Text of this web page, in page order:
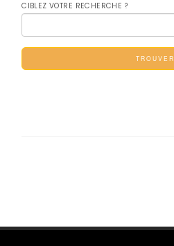
CIBLEZ VOTRE RECHERCHE ?
TROUVER